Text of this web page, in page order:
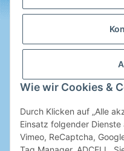
Wie wir Cookies &
Durch Klicken auf „Alle
Einsatz folgender Dienste
Vimeo, ReCaptcha,
Shop Service
Informationen